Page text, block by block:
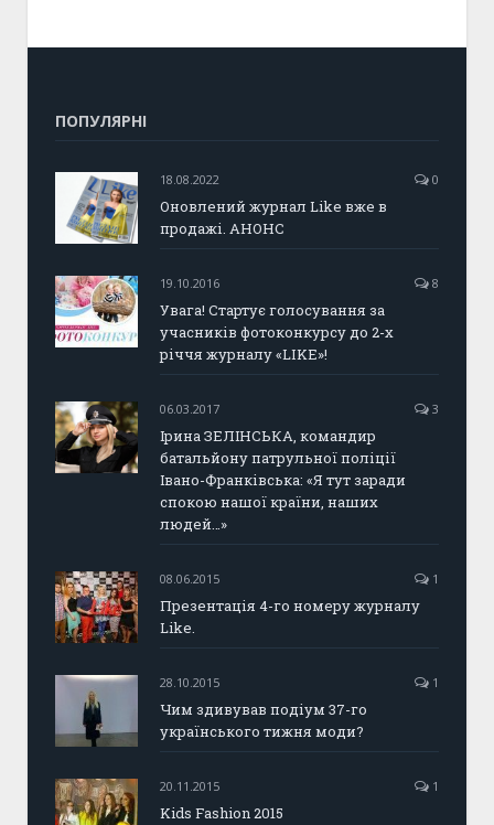
ПОПУЛЯРНІ
18.08.2022 0
Оновлений журнал Like вже в
продажі. АНОНС
19.10.2016 8
Увага! Стартує голосування за
учасників фотоконкурсу до 2-х
річчя журналу «LIKE»!
06.03.2017 3
Ірина ЗЕЛІНСЬКА, командир
батальйону патрульної поліції
Івано-Франківська: «Я тут заради
спокою нашої країни, наших
людей…»
08.06.2015 1
Презентація 4-го номеру журналу
Like.
28.10.2015 1
Чим здивував подіум 37-го
українського тижня моди?
20.11.2015 1
Kids Fashion 2015